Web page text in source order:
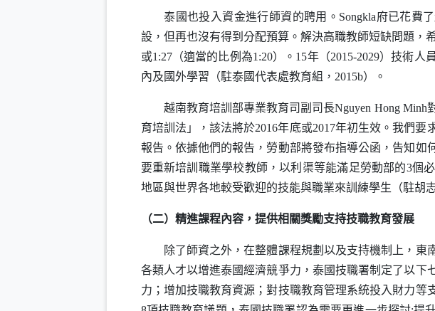
泰國也投入資金進行師資的聘用。 Songkla府已花費
設，但再也沒有得到分配預算。解決高職教師短缺問題，
或1:27（適當的比例為1:20）。15年（2015-2029）技術
內及國外學習（駐泰國代表處教育組，2015b）。
越南教育培訓部專業教育司副司長Nguyen Hong Minh
育培訓法」，該法將於2016年底或2017年初生效。我們
報告。依據他們的報告，勞動部將發布指導公函，告知
要重新培訓職業學校教師，以利渠等能滿足勞動部的3個
地區與世界各地較受歡迎的技能與職業來訓練學生（駐胡
（二）精進課程內容，提供相關獎勵支持技職教育發展
除了師資之外，在整體課程規劃以及支持機制上，東
各類人才以增進泰國經濟競爭力，泰國技職署制定了以
力；增加技職教育資源；對技職教育管理系統投入財力